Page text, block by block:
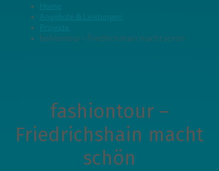
Home
Angebote & Leistungen
Projekte
fashiontour – Friedrichshain macht schön
fashiontour –
Friedrichshain macht
schön